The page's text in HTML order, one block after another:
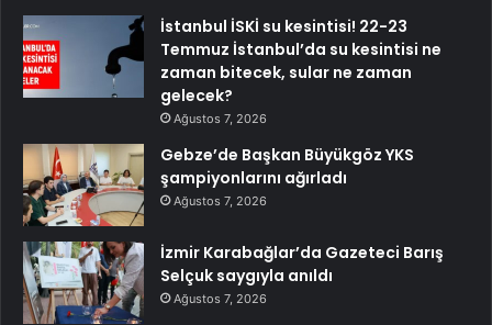
İstanbul İSKİ su kesintisi! 22-23
Temmuz İstanbul’da su kesintisi ne
zaman bitecek, sular ne zaman
gelecek?
Ağustos 7, 2026
Gebze’de Başkan Büyükgöz YKS
şampiyonlarını ağırladı
Ağustos 7, 2026
İzmir Karabağlar’da Gazeteci Barış
Selçuk saygıyla anıldı
Ağustos 7, 2026